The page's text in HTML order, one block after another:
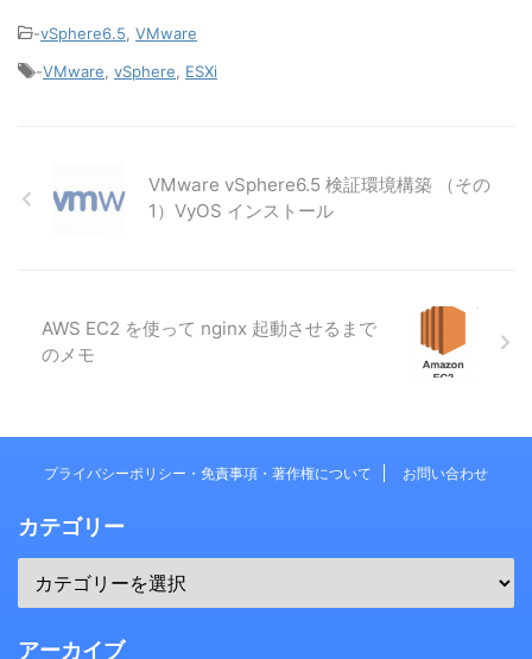
-vSphere6.5, VMware
-VMware, vSphere, ESXi
VMware vSphere6.5 検証環境構築 （その
1）VyOS インストール
AWS EC2 を使って nginx 起動させるまで
のメモ
プライバシーポリシー・免責事項・著作権について お問い合わせ
カテゴリー
アーカイブ